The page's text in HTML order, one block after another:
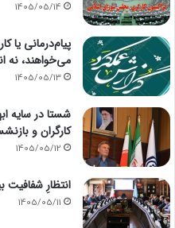
1405/05/14
پیام‌درمانی یا
می‌خواهند، نه
1405/05/13
شستا در سایه
کارگران و
1405/05/12
انتظارِ شفافیت
1405/05/11